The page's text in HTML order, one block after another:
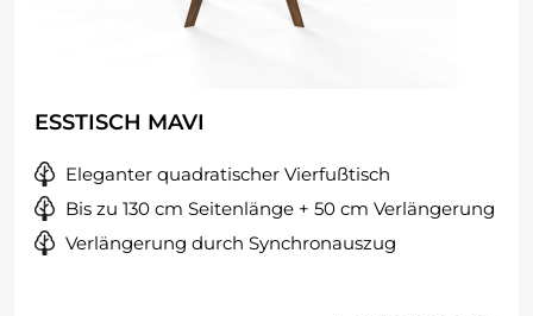
ESSTISCH MAVI
Eleganter quadratischer Vierfußtisch
Bis zu 130 cm Seitenlänge + 50 cm Verlängerung
Verlängerung durch Synchronauszug